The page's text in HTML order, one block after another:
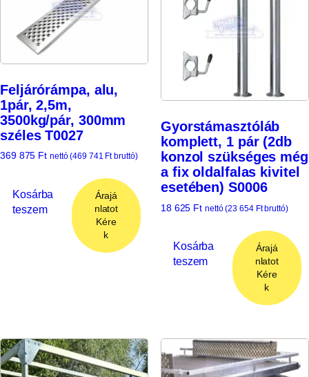
Feljárórámpa, alu,
1pár, 2,5m,
3500kg/pár, 300mm
széles T0027
369 875 Ft nettó (469 741 Ftbruttó)
Kosárba
teszem
Árajá
nlatot
Kére
k
Gyorstámasztóláb
komplett, 1 pár (2db
konzol szükséges még
a fix oldalfalas kivitel
esetében) S0006
18 625 Ft nettó (23 654 Ftbruttó)
Kosárba
teszem
Árajá
nlatot
Kére
k